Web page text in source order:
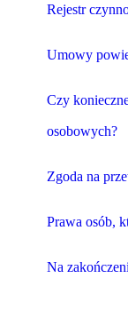
Rejestr
Umowy
Czy
osobowych?
Zgoda na
Prawa osób,
Na